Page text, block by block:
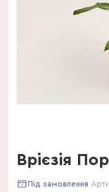
Врієзія
Під замовлення